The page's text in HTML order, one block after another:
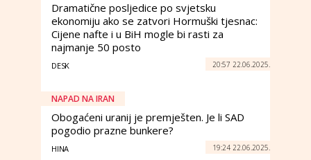
Dramatične posljedice po svjetsku
ekonomiju ako se zatvori Hormuški tjesnac:
Cijene nafte i u BiH mogle bi rasti za
najmanje 50 posto
DESK 20:57 22.06.2025.
NAPAD NA IRAN
Obogaćeni uranij je premješten. Je li SAD
pogodio prazne bunkere?
HINA 19:24 22.06.2025.